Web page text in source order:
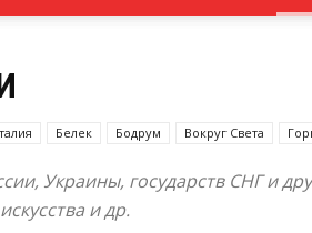
Белек Бодрум Вокруг Света
Украины, государств СНГ и
и др.